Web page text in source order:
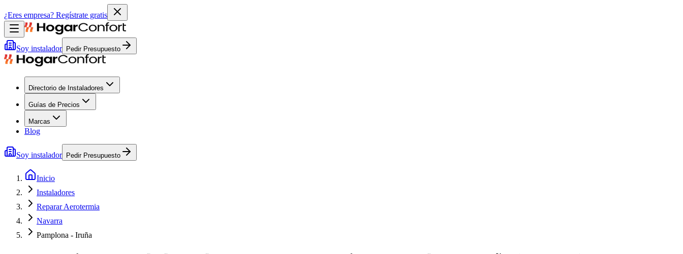
¿Eres empresa? Regístrate gratis
Soy instalador Pedir Presupuesto
Directorio de Instaladores
Guías de Precios
Marcas
Blog
Soy instalador Pedir Presupuesto
Inicio
Instaladores
Reparar Aerotermia
Navarra
Pamplona - Iruña